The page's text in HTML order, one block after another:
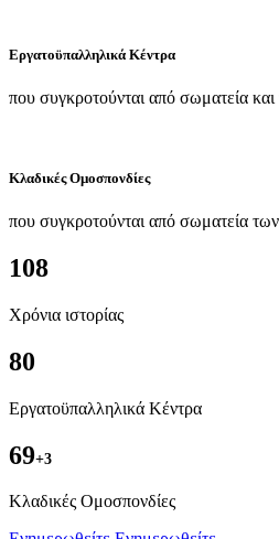
Εργατοϋπαλληλικά Κέντρα
που συγκροτούνται από σωματεία
Κλαδικές Ομοσπονδίες
που συγκροτούνται από σωματεία
108
Χρόνια ιστορίας
80
Εργατοϋπαλληλικά Κέντρα
69+3
Kλαδικές Ομοσπονδίες